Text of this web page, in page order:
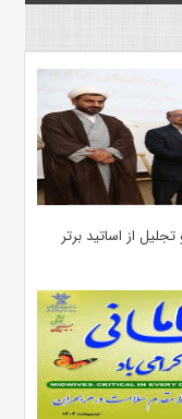
از اساتید برتر